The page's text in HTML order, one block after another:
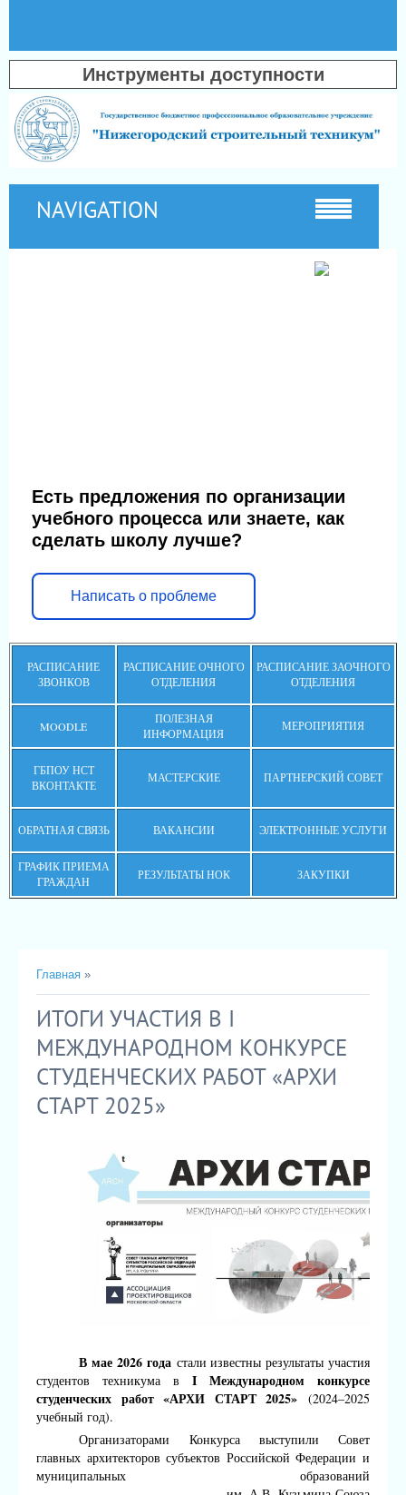
Инструменты доступности
NAVIGATION
Есть предложения по организации
учебного процесса или знаете, как
сделать школу лучше?
Написать о проблеме
РАСПИСАНИЕ
ЗВОНКОВ
РАСПИСАНИЕ ОЧНОГО
ОТДЕЛЕНИЯ
РАСПИСАНИЕ ЗАОЧНОГО
ОТДЕЛЕНИЯ
MOODLE
ПОЛЕЗНАЯ
ИНФОРМАЦИЯ
МЕРОПРИЯТИЯ
ГБПОУ НСТ
ВКОНТАКТЕ
МАСТЕРСКИЕ ПАРТНЕРСКИЙ СОВЕТ
ОБРАТНАЯ СВЯЗЬ ВАКАНСИИ ЭЛЕКТРОННЫЕ УСЛУГИ
ГРАФИК ПРИЕМА
ГРАЖДАН
РЕЗУЛЬТАТЫ НОК ЗАКУПКИ
Главная »
ИТОГИ УЧАСТИЯ В I
МЕЖДУНАРОДНОМ КОНКУРСЕ
СТУДЕНЧЕСКИХ РАБОТ «АРХИ
СТАРТ 2025»
В мае 2026 годастали известны результаты участия
студентов техникума вI Международном конкурсе
студенческих работ «АРХИ СТАРТ 2025» (2024–2025
учебный год).
Организаторами Конкурса выступили Совет
главных архитекторов субъектов Российской Федерации и
муниципальных образований